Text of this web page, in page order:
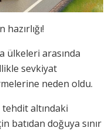
ülkeleri arasında
sevkiyat
neden oldu.
tehdit altındaki
batıdan doğuya sınır